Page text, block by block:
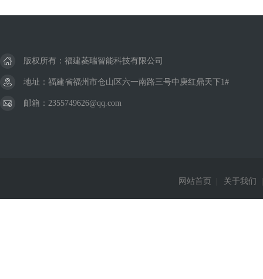
版权所有：福建菱瑞智能科技有限公司
地址：福建省福州市仓山区六一南路三号中庚红鼎天下1#
邮箱：2355749626@qq.com
网站首页 关于我们